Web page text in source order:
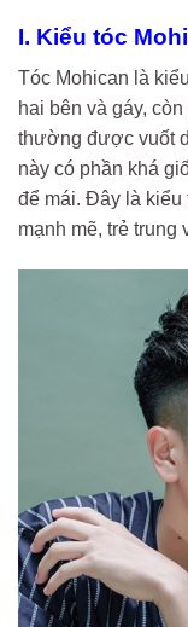
I. Kiểu tóc
Tóc Mohican là
hai bên và gáy,
thường được vuốt
này có phần khá
để mái. Đây là kiểu
mạnh mẽ, trẻ trung